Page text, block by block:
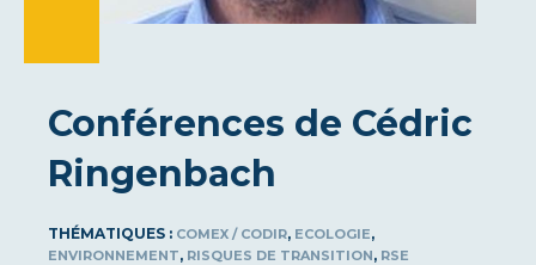
Conférences de Cédric
Ringenbach
THÉMATIQUES : COMEX / CODIR, ECOLOGIE,
ENVIRONNEMENT, RISQUES DE TRANSITION, RSE